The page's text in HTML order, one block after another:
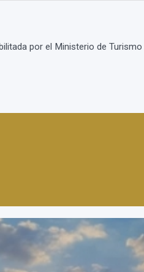
por el Ministerio de